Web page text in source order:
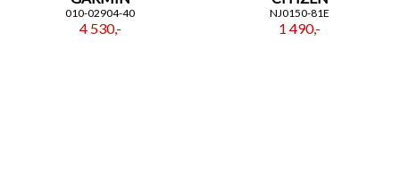
010-02904-40
4 530,-
NJ0150-81E
1 490,-